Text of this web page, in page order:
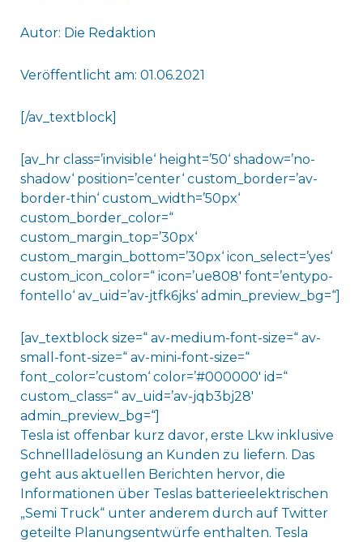
Autor: Die Redaktion
Veröffentlicht am: 01.06.2021
[/av_textblock]
[av_hr class=’invisible‘ height=’50‘ shadow=’no-
shadow‘ position=’center‘ custom_border=’av-
border-thin‘ custom_width=’50px‘
custom_border_color=“
custom_margin_top=’30px‘
custom_margin_bottom=’30px‘ icon_select=’yes‘
custom_icon_color=“ icon=’ue808′ font=’entypo-
fontello‘ av_uid=’av-jtfk6jks‘ admin_preview_bg=“]
[av_textblock size=“ av-medium-font-size=“ av-
small-font-size=“ av-mini-font-size=“
font_color=’custom‘ color=’#000000′ id=“
custom_class=“ av_uid=’av-jqb3bj28′
admin_preview_bg=“]
Tesla ist offenbar kurz davor, erste Lkw inklusive
Schnellladelösung an Kunden zu liefern. Das
geht aus aktuellen Berichten hervor, die
Informationen über Teslas batterieelektrischen
„Semi Truck“ unter anderem durch auf Twitter
geteilte Planungsentwürfe enthalten. Tesla